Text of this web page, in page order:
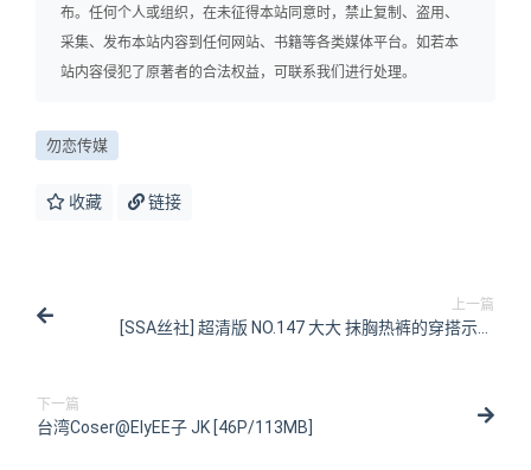
布。任何个人或组织，在未征得本站同意时，禁止复制、盗用、
采集、发布本站内容到任何网站、书籍等各类媒体平台。如若本
站内容侵犯了原著者的合法权益，可联系我们进行处理。
勿恋传媒
收藏 链接
上一篇
[SSA丝社] 超清版 NO.147 大大 抹胸热裤的穿搭示范
下一篇
台湾Coser@ElyEE子 JK [46P/113MB]